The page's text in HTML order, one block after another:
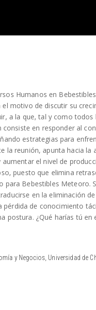
Humanos en
motivo de discutir su
a la que, tal y como
en responder al
estrategias para
la reunión, apunta hacia la
el nivel de
puesto que elimina
Bebestibles Meteoro.
en la eliminación
de conocimiento
postura. ¿Qué harías tú en
y Negocios, Universidad de